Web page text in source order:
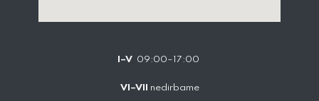
I–V 09:00–17:00
VI–VII nedirbame